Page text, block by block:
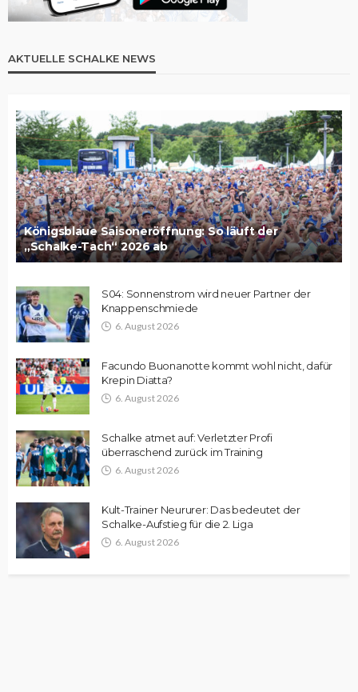
AKTUELLE SCHALKE NEWS
Königsblaue Saisoneröffnung: So läuft der
„Schalke-Tach“ 2026 ab
S04: Sonnenstrom wird neuer Partner der
Knappenschmiede
6. August 2026
Facundo Buonanotte kommt wohl nicht, dafür
Krepin Diatta?
6. August 2026
Schalke atmet auf: Verletzter Profi
überraschend zurück im Training
6. August 2026
Kult-Trainer Neururer: Das bedeutet der
Schalke-Aufstieg für die 2. Liga
6. August 2026